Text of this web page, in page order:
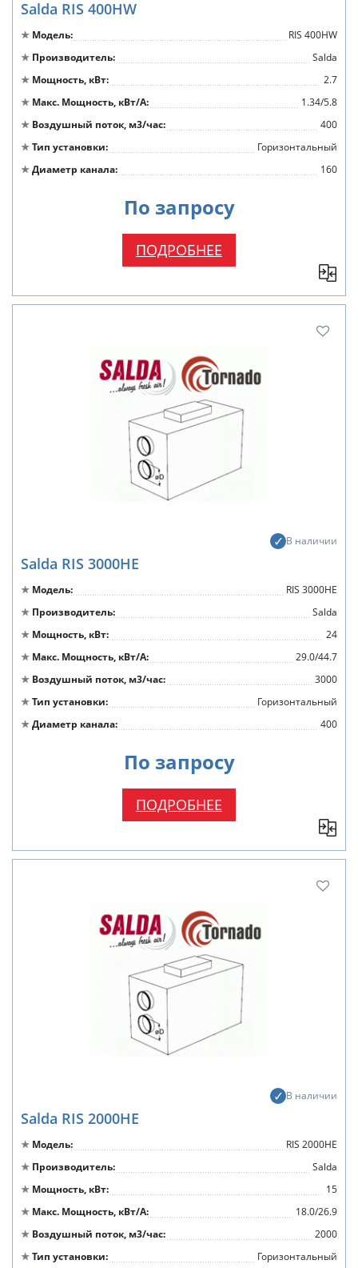
Salda RIS 400HW
Модель
RIS 400HW
Производитель
Salda
Мощность, кВт
2.7
Макс. Мощность, кВт/А
1.34/5.8
Воздушный поток, м3/час
400
Тип установки
Горизонтальный
Диаметр канала
160
По запросу
ПОДРОБНЕЕ
В наличии
Salda RIS 3000HE
Модель
RIS 3000HE
Производитель
Salda
Мощность, кВт
24
Макс. Мощность, кВт/А
29.0/44.7
Воздушный поток, м3/час
3000
Тип установки
Горизонтальный
Диаметр канала
400
По запросу
ПОДРОБНЕЕ
В наличии
Salda RIS 2000HE
Модель
RIS 2000HE
Производитель
Salda
Мощность, кВт
15
Макс. Мощность, кВт/А
18.0/26.9
Воздушный поток, м3/час
2000
Тип установки
Горизонтальный